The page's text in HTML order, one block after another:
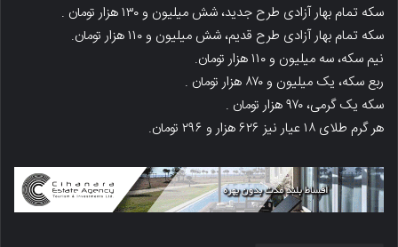
سکه تمام بهار آزادی طرح جدید، شش میلیون و ۱۳۰ هزار تومان .
سکه تمام بهار آزادی طرح قدیم، شش میلیون و ۱۱۰ هزار تومان.
نیم سکه، سه میلیون و ۱۱۰ هزار تومان.
ربع سکه، یک میلیون و ۸۷۰ هزار تومان .
سکه یک گرمی، ۹۷۰ هزار تومان .
هر گرم طلای ۱۸ عیار نیز ۶۲۶ هزار و ۲۹۶ تومان.